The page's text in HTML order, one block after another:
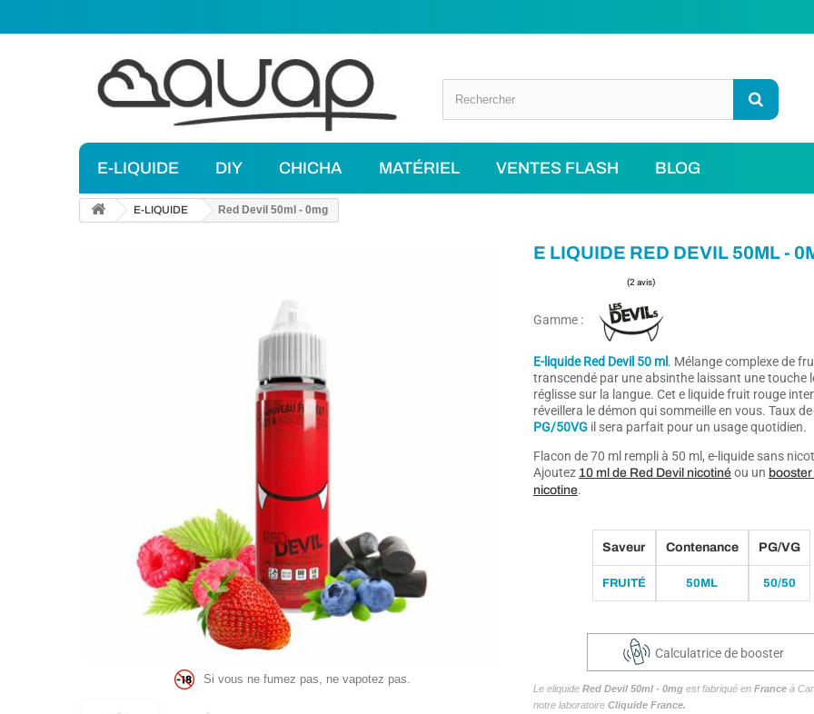
E-LIQUIDE DIY CHICHA MATÉRIEL VENTES FLASH BLOG
E-LIQUIDE Red Devil 50ml - 0mg
Si vous ne fumez pas, ne vapotez pas.
E LIQUIDE RED DEVIL 50ML -
Gamme :
E-liquide Red Devil 50 ml. Mélange complexe de
transcendé par une absinthe laissant une touche
réglisse sur la langue. Cet e liquide fruit rouge
réveillera le démon qui sommeille en vous. Taux de
PG/50VG il sera parfait pour un usage quotidien.
Flacon de 70 ml rempli à 50 ml, e-liquide sans
Ajoutez 10 ml de Red Devil nicotiné ou un
nicotine.
Saveur
FRUITÉ
Contenance
50ML
PG/VG
50/50
Calculatrice de booster
Le eliquide Red Devil 50ml - 0mg est fabriqué en France à
notre laboratoire Cliquide France.